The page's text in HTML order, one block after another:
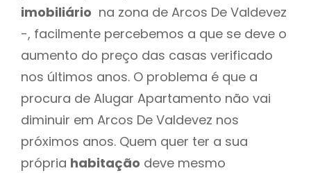
imobiliário na zona de Arcos De Valdevez
-, facilmente percebemos a que se deve o
aumento do preço das casas verificado
nos últimos anos. O problema é que a
procura de Alugar Apartamento não vai
diminuir em Arcos De Valdevez nos
próximos anos. Quem quer ter a sua
própria habitação deve mesmo